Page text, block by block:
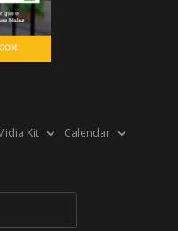
Kit Calendar